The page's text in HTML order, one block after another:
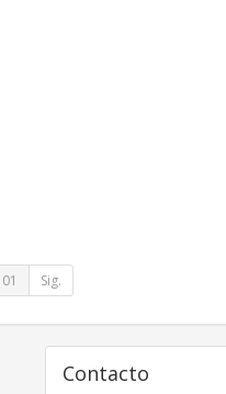
01 Sig.
Contacto